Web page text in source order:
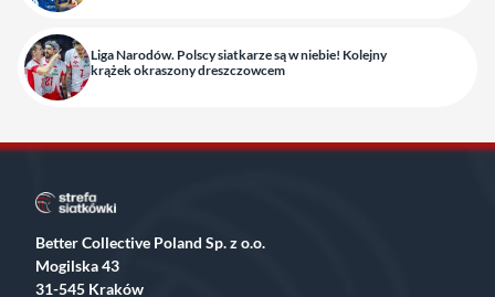
Liga Narodów. Polscy siatkarze są w niebie! Kolejny
krążek okraszony dreszczowcem
Better Collective Poland Sp. z o.o.
Mogilska 43
31-545 Kraków